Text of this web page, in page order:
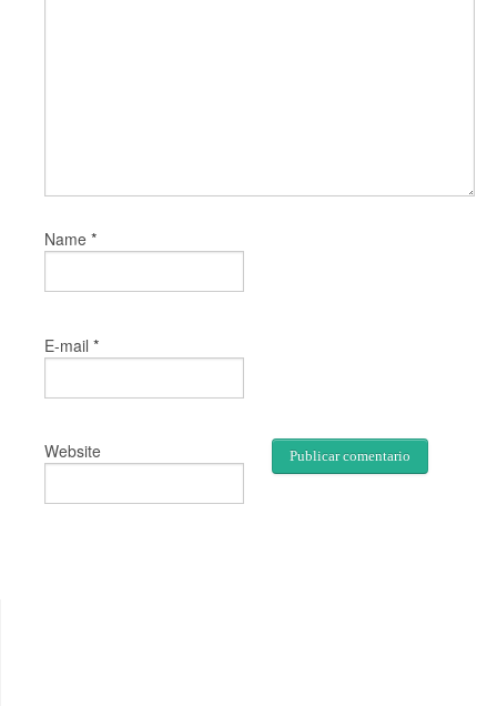
Name *
E-mail *
Website